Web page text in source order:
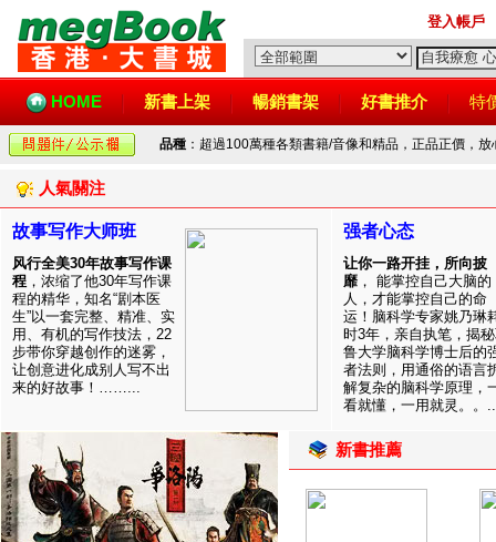
登入帳戶
HOME 新書上架 暢銷書架 好書推介 特
品種 ：超過100萬種各類書籍/音像和精品，正品正價，
人氣關注
故事写作大师班
风行全美30年故事写作课
程 ，浓缩了他30年写作课
程的精华，知名“剧本医
生”以一套完整、精准、实
用、有机的写作技法，22
步带你穿越创作的迷雾，
让创意进化成别人写不出
来的好故事！……...
强者心态
让你一路开挂，所向披
靡 ， 能掌控自己大脑的
人，才能掌控自己的命
运！脑科学专家姚乃琳
时3年，亲自执笔，揭
鲁大学脑科学博士后的
者法则，用通俗的语言
解复杂的脑科学原理，
看就懂，一用就灵。。
新書推薦